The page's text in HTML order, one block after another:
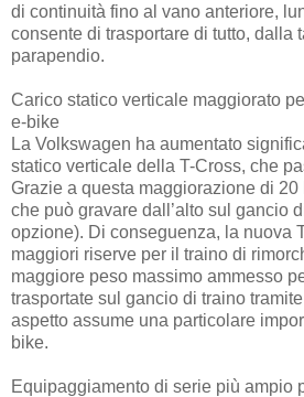
di continuità fino al vano anteriore,
consente di trasportare di tutto, dalla
parapendio.
Carico statico verticale maggiorato
e-bike
La Volkswagen ha aumentato
statico verticale della T-Cross, che
Grazie a questa maggiorazione di
che può gravare dall’alto sul gancio
opzione). Di conseguenza, la nuova
maggiori riserve per il traino di
maggiore peso massimo ammesso
trasportate sul gancio di traino
aspetto assume una particolare
bike.
Equipaggiamento di serie più ampio